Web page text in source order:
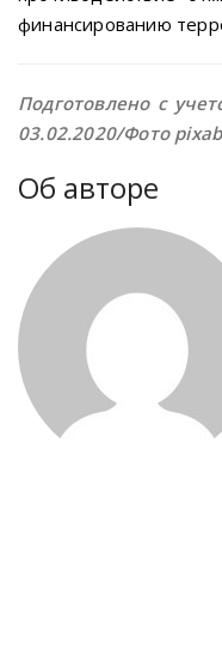
финансированию
Подготовлено с
03.02.2020/Фото
Об авторе